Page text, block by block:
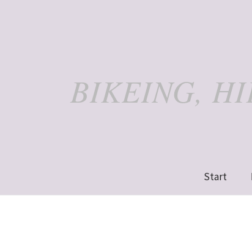
BIKEING,
Start